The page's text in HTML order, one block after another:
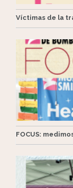
Víctimas de la
FOCUS: